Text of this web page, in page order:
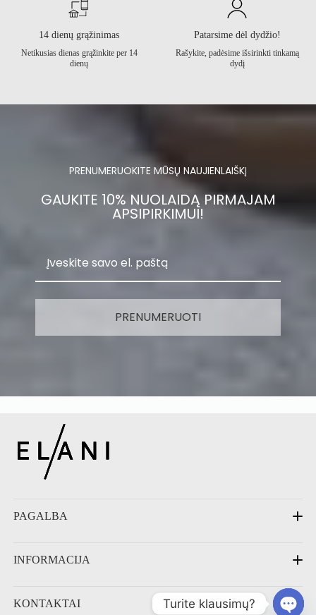
14 dienų grąžinimas
Netikusias dienas grąžinkite per 14
dienų
Patarsime dėl dydžio!
Rašykite, padėsime išsirinkti tinkamą
dydį
PRENUMERUOKITE MŪSŲ NAUJIENLAIŠKĮ
GAUKITE 10% NUOLAIDĄ PIRMAJAM
APSIPIRKIMUI!
PRENUMERUOTI
PAGALBA
Priežiūra
INFORMACIJA
Apie mus
KONTAKTAI Turite klausimų?